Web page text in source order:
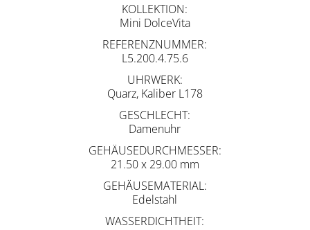
KOLLEKTION
Mini DolceVita
REFERENZNUMMER
L5.200.4.75.6
UHRWERK
Quarz, Kaliber L178
GESCHLECHT
Damenuhr
GEHÄUSEDURCHMESSER
21.50 x 29.00 mm
GEHÄUSEMATERIAL
Edelstahl
WASSERDICHTHEIT